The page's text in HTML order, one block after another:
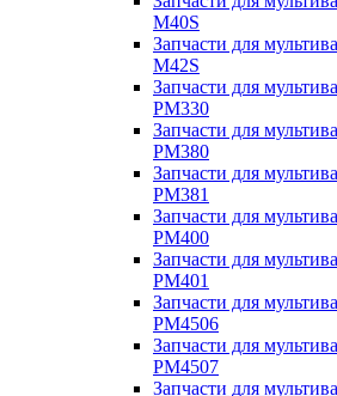
M40S
Запчасти для
M42S
Запчасти для
PM330
Запчасти для
PM380
Запчасти для
PM381
Запчасти для
PM400
Запчасти для
PM401
Запчасти для
PM4506
Запчасти для
PM4507
Запчасти для